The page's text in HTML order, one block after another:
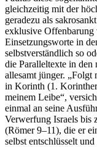
gleichzeitig mit der
geradezu als
exklusive Offenbarung
Einsetzungsworte in
selbstverständlich so
die Paralleltexte in den
allesamt jünger. „Folgt
in Korinth (1. Korinther
meinem Leibe“,
einmal an seine
Verwerfung Israels bis
(Römer 9–11), die er
selbst entschlüsselt